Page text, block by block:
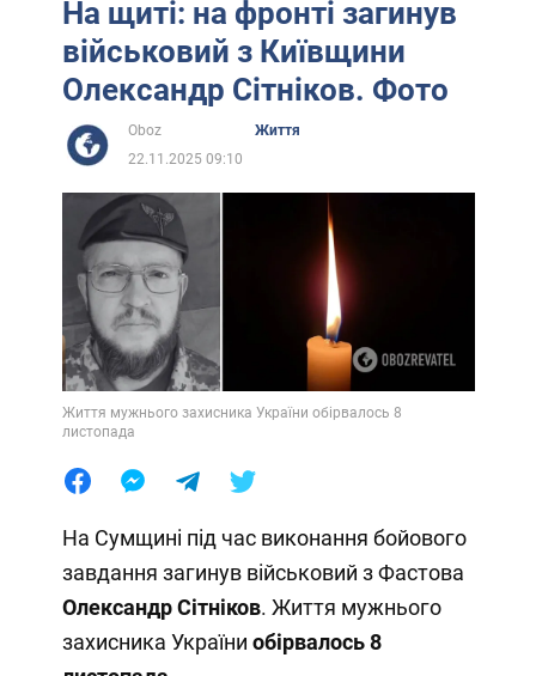
На щиті: на фронті загинув
військовий з Київщини
Олександр Сітніков. Фото
Oboz
Життя
22.11.2025 09:10
Життя мужнього захисника України обірвалось 8
листопада
На Сумщині під час виконання бойового
завдання загинув військовий з Фастова
Олександр Сітніков. Життя мужнього
захисника України обірвалось 8